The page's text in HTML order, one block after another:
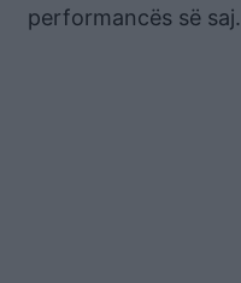
performancës së saj.